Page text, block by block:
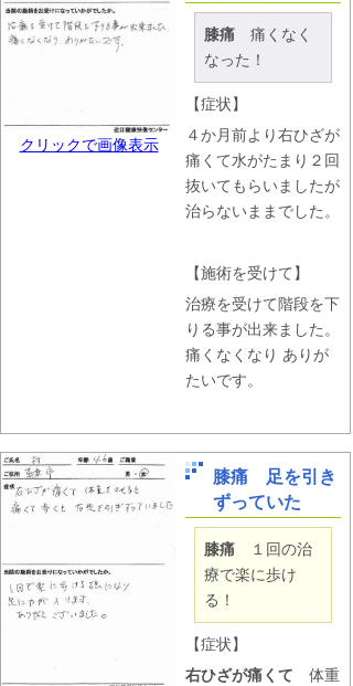
クリックで画像表示
膝痛 痛くなく
なった！
【症状】
４か月前より右ひざが
痛くて水がたまり２回
抜いてもらいましたが
治らないままでした。
【施術を受けて】
治療を受けて階段を下
りる事が出来ました。
痛くなくなり ありが
たいです。
膝痛 足を引き
ずっていた
膝痛 １回の治
療で楽に歩け
る！
【症状】
右ひざが痛くて 体重